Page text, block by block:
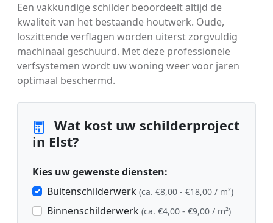
Een vakkundige schilder beoordeelt altijd de
kwaliteit van het bestaande houtwerk. Oude,
loszittende verflagen worden uiterst zorgvuldig
machinaal geschuurd. Met deze professionele
verfsystemen wordt uw woning weer voor jaren
optimaal beschermd.
Wat kost uw schilderproject
in Elst?
Kies uw gewenste diensten:
Buitenschilderwerk (ca. €8,00 - €18,00 / m²)
Binnenschilderwerk (ca. €4,00 - €9,00 / m²)